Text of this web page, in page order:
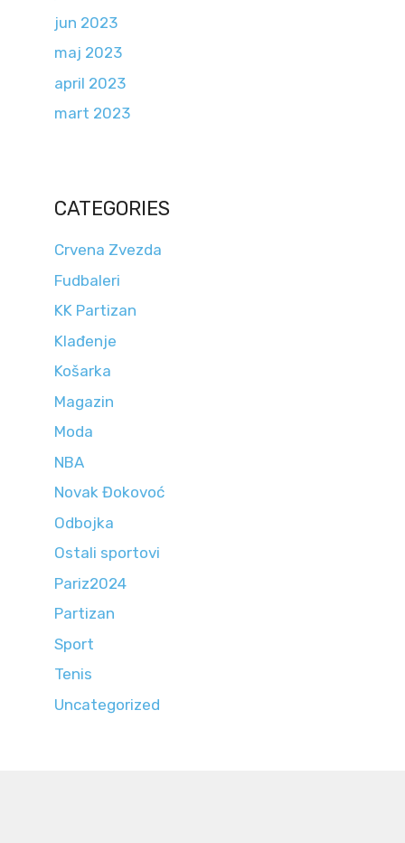
jun 2023
maj 2023
april 2023
mart 2023
CATEGORIES
Crvena Zvezda
Fudbaleri
KK Partizan
Klađenje
Košarka
Magazin
Moda
NBA
Novak Đokovoć
Odbojka
Ostali sportovi
Pariz2024
Partizan
Sport
Tenis
Uncategorized